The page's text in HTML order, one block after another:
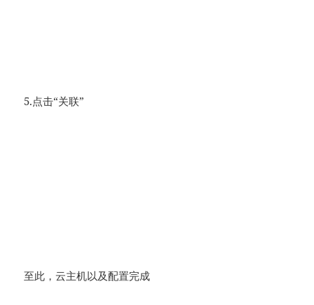
5.点击“关联”
至此，云主机以及配置完成